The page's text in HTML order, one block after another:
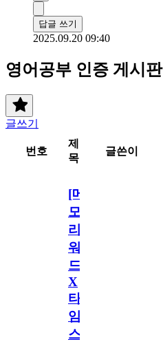
답글 쓰기
2025.09.20 09:40
영어공부 인증 게시판
글쓰기
번호
제
목
글쓴이
[메
모
리
워
드
X
타
임
스